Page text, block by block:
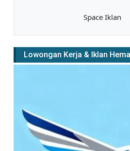
Space Iklan
Lowongan Kerja & Iklan